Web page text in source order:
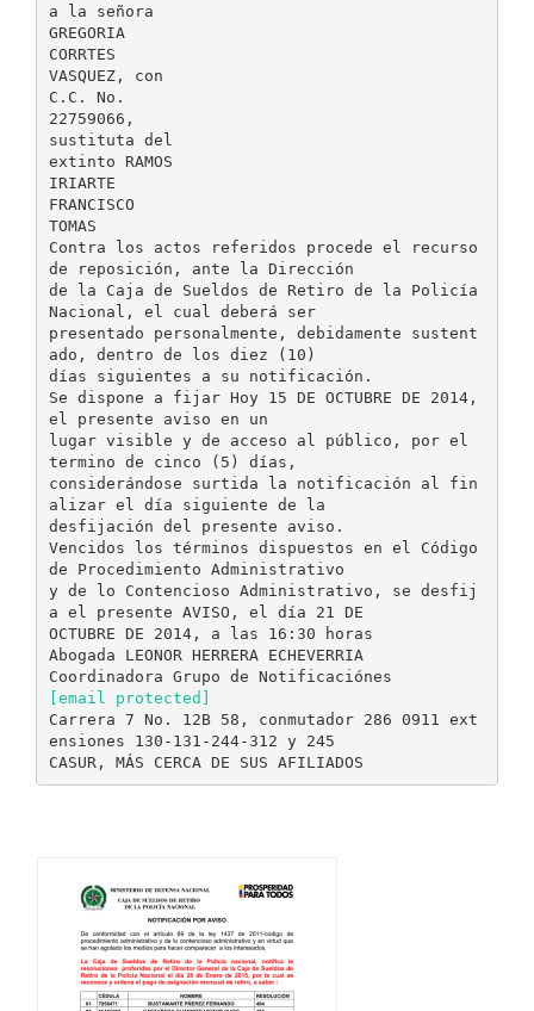
a la señora
GREGORIA
CORRTES
VASQUEZ, con
C.C. No.
22759066,
sustituta del
extinto RAMOS
IRIARTE
FRANCISCO
TOMAS
Contra los actos referidos procede el recurso
de reposición, ante la Dirección
de la Caja de Sueldos de Retiro de la Policía
Nacional, el cual deberá ser
presentado personalmente, debidamente sustent
ado, dentro de los diez (10)
días siguientes a su notificación.
Se dispone a fijar Hoy 15 DE OCTUBRE DE 2014,
el presente aviso en un
lugar visible y de acceso al público, por el
termino de cinco (5) días,
considerándose surtida la notificación al fin
alizar el día siguiente de la
desfijación del presente aviso.
Vencidos los términos dispuestos en el Código
de Procedimiento Administrativo
y de lo Contencioso Administrativo, se desfij
a el presente AVISO, el día 21 DE
OCTUBRE DE 2014, a las 16:30 horas
Abogada LEONOR HERRERA ECHEVERRIA
[email protected]
Carrera 7 No. 12B 58, conmutador 286 0911 ext
ensiones 130-131-244-312 y 245